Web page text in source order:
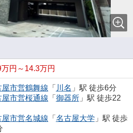
万円～14.3万円
屋市営鶴舞線 「 川名 」駅 徒歩6分
屋市営桜通線 「 御器所」駅 徒歩22
屋市営名城線 「 名古屋大学 」駅 徒歩